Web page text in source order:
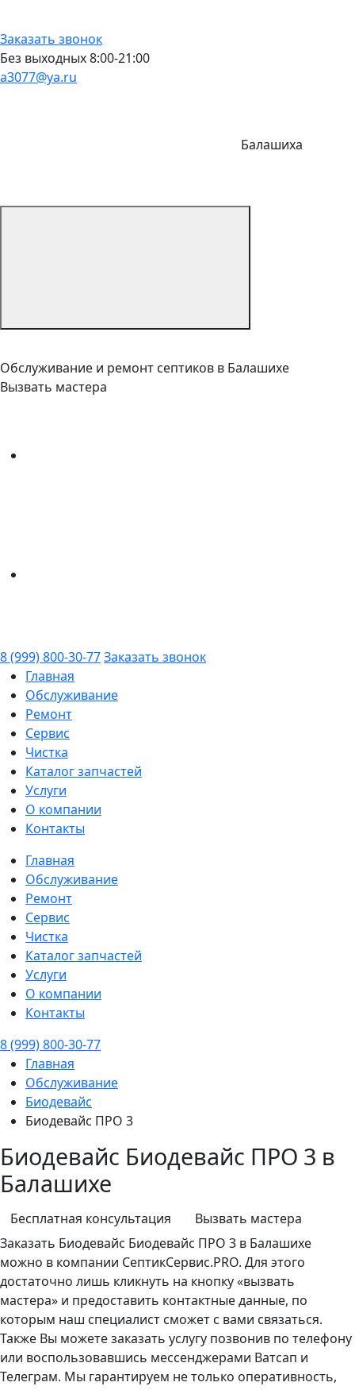
Заказать звонок
Без выходных 8:00-21:00
a3077@ya.ru
Балашиха
Обслуживание и ремонт септиков в Балашихе
Вызвать мастера
8 (999) 800-30-77Заказать звонок
Главная
Обслуживание
Ремонт
Сервис
Чистка
Каталог запчастей
Услуги
О компании
Контакты
Главная
Обслуживание
Ремонт
Сервис
Чистка
Каталог запчастей
Услуги
О компании
Контакты
8 (999) 800-30-77
Главная
Обслуживание
Биодевайс
Биодевайс ПРО 3
Биодевайс Биодевайс ПРО 3 в
Балашихе
Бесплатная консультация
Вызвать мастера
Заказать Биодевайс Биодевайс ПРО 3 в Балашихе
можно в компании СептикСервис.PRO. Для этого
достаточно лишь кликнуть на кнопку «вызвать
мастера» и предоставить контактные данные, по
которым наш специалист сможет с вами связаться.
Также Вы можете заказать услугу позвонив по телефону
или воспользовавшись мессенджерами Ватсап и
Телеграм. Мы гарантируем не только оперативность,